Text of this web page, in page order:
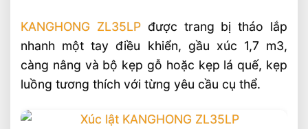
KANGHONG ZL35LPđược trang bị tháo lắp
nhanh một tay điều khiển, gầu xúc 1,7 m3,
càng nâng và bộ kẹp gỗ hoặc kẹp lá quế, kẹp
luồng tương thích với từng yêu cầu cụ thể.